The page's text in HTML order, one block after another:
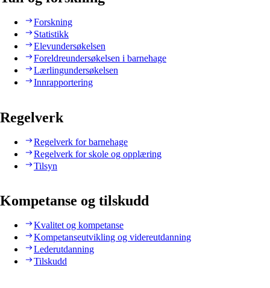
Forskning
Statistikk
Elevundersøkelsen
Foreldreundersøkelsen i barnehage
Lærlingundersøkelsen
Innrapportering
Regelverk
Regelverk for barnehage
Regelverk for skole og opplæring
Tilsyn
Kompetanse og tilskudd
Kvalitet og kompetanse
Kompetanseutvikling og videreutdanning
Lederutdanning
Tilskudd